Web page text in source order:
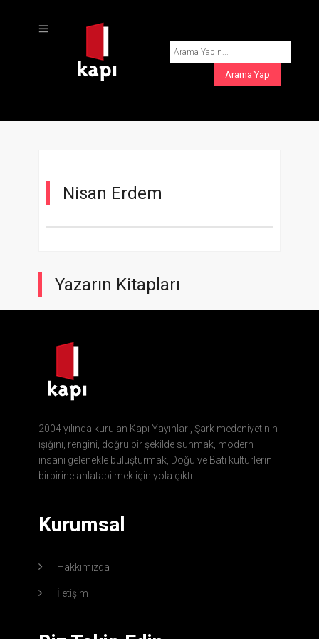
Nisan Erdem
Yazarın Kitapları
2004 yılında kurulan Kapı Yayınları, Şark medeniyetinin
ışığını, rengini, doğru bir şekilde sunmak, modern
insanı gelenekle buluşturmak, Doğu ve Batı kültürlerini
birbirine anlatabilmek için yola çıktı.
Kurumsal
Hakkımızda
İletişim